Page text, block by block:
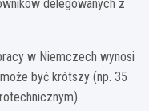
delegowanych z
w Niemczech wynosi
być krótszy (np. 35